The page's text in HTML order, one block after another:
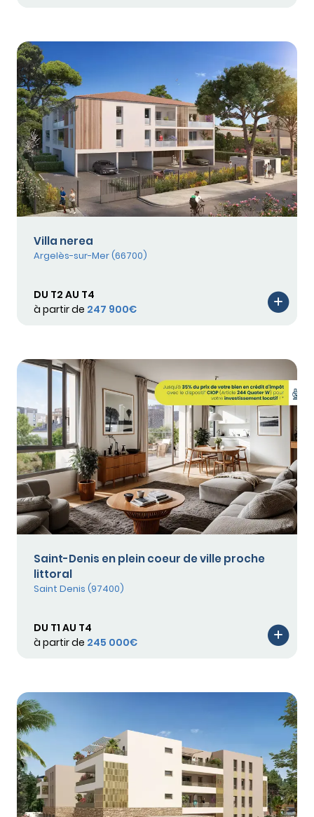
Villa nerea
Argelès-sur-Mer (66700)
DU T2 AU T4
à partir de 247 900€
Saint-Denis en plein coeur de ville proche
littoral
Saint Denis (97400)
DU T1 AU T4
à partir de 245 000€